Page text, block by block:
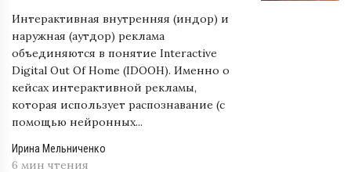
Интерактивная внутренняя (индор) и
наружная (аутдор) реклама
объединяются в понятие Interactive
Digital Out Of Home (IDOOH). Именно о
кейсах интерактивной рекламы,
которая использует распознавание (с
помощью нейронных...
Ирина Мельниченко
6 мин чтения